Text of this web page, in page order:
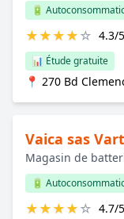
🔋
★★★★☆ 4.3/
📊 Étude gratuite
📍 270 Bd
Vaica sas
Magasin de
🔋
★★★★☆ 4.7/